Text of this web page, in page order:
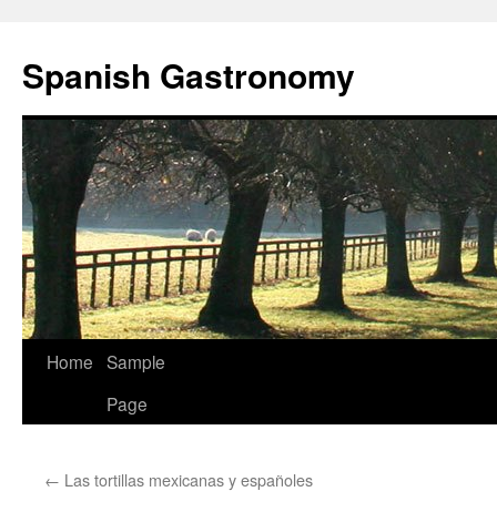
content
Spanish Gastronomy
Home Sample
Page
← Las tortillas mexicanas y españoles